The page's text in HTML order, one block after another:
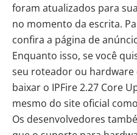
foram atualizados para
no momento da escrita.
confira a página de
Enquanto isso, se você
seu roteador ou hardware
baixar o IPFire 2.27 Core
mesmo do site oficial
Os desenvolvedores